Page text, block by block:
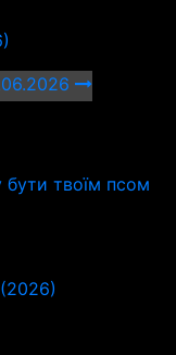
твоїм псом